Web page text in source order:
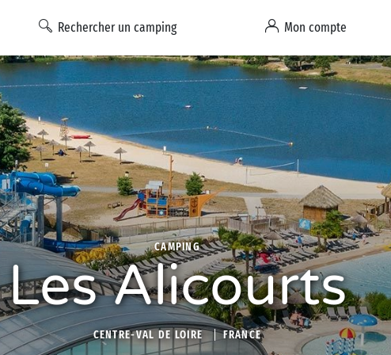
Rechercher un camping Mon compte
CAMPING
Les Alicourts
CENTRE-VAL DE LOIRE FRANCE